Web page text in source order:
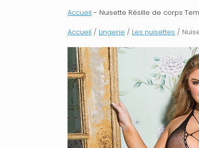
Accueil - Nuisette Résille de corps
Accueil / Lingerie / Les nuisettes /